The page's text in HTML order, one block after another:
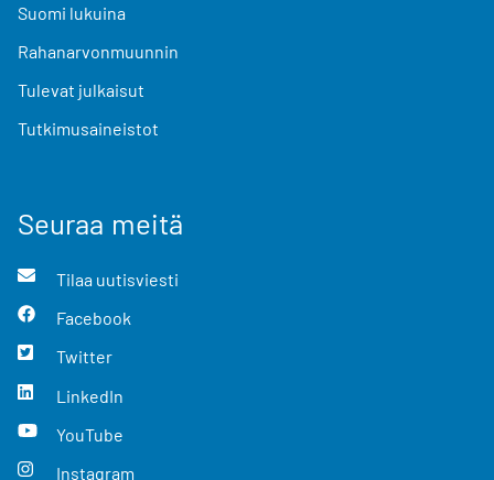
Suomi lukuina
Rahanarvonmuunnin
Tulevat julkaisut
Tutkimusaineistot
Seuraa meitä
Tilaa uutisviesti
Facebook
Twitter
LinkedIn
YouTube
Instagram